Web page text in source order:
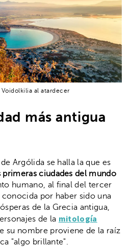
Voidolkilia al atardecer
más antigua
Argólida se halla la que es
primeras ciudades del mundo
humano, al final del tercer
por haber sido una
de la Grecia antigua,
de la mitología
su nombre proviene de la raíz
"algo brillante".